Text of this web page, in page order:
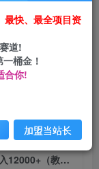
，月入
1952 123
抖音电影票免费授权，需求大简单操作，月入12000+（教程+素材打包）
最快、最全项目资
道!
桶金！
合你!
加盟当站长